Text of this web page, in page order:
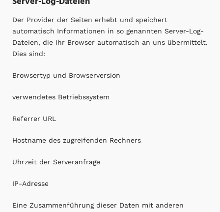
Der Provider der Seiten erhebt und speichert
automatisch Informationen in so genannten Server-Log-
Dateien, die Ihr Browser automatisch an uns übermittelt.
Dies sind:
Browsertyp und Browserversion
verwendetes Betriebssystem
Referrer URL
Hostname des zugreifenden Rechners
Uhrzeit der Serveranfrage
IP-Adresse
Eine Zusammenführung dieser Daten mit anderen